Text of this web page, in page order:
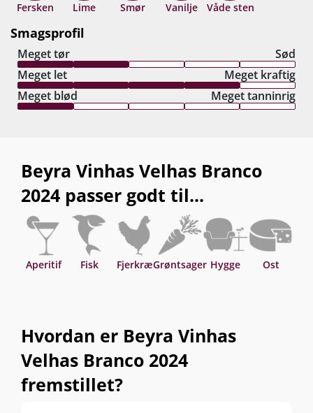
Fersken Lime Smør Vanilje Våde sten
Smagsprofil
Meget tør
Sød
Meget let
Meget kraftig
Meget blød
Meget tanninrig
Beyra Vinhas Velhas Branco
2024 passer godt til...
Aperitif Fisk FjerkræGrøntsager Hygge Ost
Hvordan er Beyra Vinhas
Velhas Branco 2024
fremstillet?